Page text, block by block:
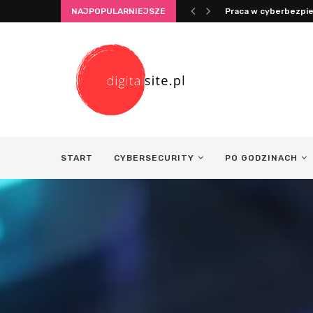
NAJPOPULARNIEJSZE Integracja życia i
START CYBERSECURITY PO GODZINACH